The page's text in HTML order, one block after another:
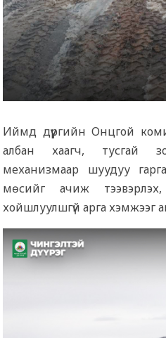
Иймд дүүргийн Онцгой
албан хаагч, тусгай
механизмаар шуудуу
мөсийг ачиж
хойшлуулшгүй арга хэмжээг